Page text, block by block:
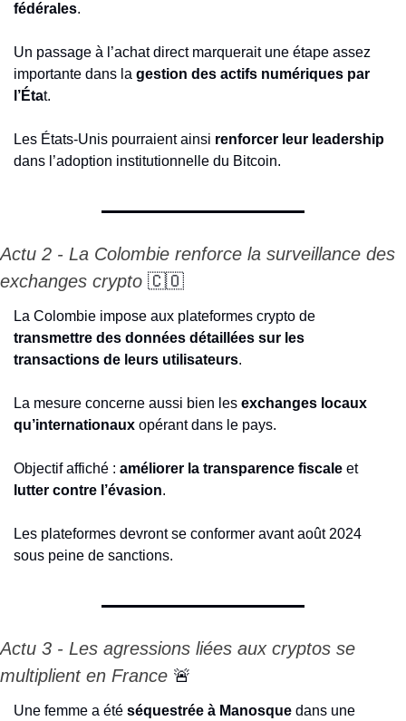
fédérales.
Un passage à l’achat direct marquerait une étape assez
importante dans la gestion des actifs numériques par
l’État.
Les États-Unis pourraient ainsi renforcer leur leadership
dans l’adoption institutionnelle du Bitcoin.
Actu 2 - La Colombie renforce la surveillance des
exchanges crypto 🇨🇴
transmettre des données détaillées sur les
transactions de leurs utilisateurs.
La mesure concerne aussi bien les exchanges locaux
qu’internationaux opérant dans le pays.
Objectif affiché : améliorer la transparence fiscale et
lutter contre l’évasion.
Les plateformes devront se conformer avant août 2024
sous peine de sanctions.
Actu 3 - Les agressions liées aux cryptos se
multiplient en France 🚨
Une femme a été séquestrée à Manosque dans une